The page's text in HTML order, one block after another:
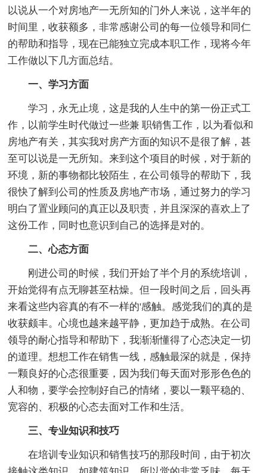
以说从一个对房地产一无所知的门外人来说，这半年的
时间里，收获额多，非常感谢公司的每一位领导和同仁
的帮助和指导，现在已能独立完成本职工作，现将今年
工作做以下几方面总结。
一、学习方面
学习，永无止境，这是我的人生中的第一份正式工
作，以前学生时代做过一些兼 职销售工作，以为看似和
房地产有关，其实我对房产方面的知识不是很了解，甚
至可以说是一无所知。来到这个项目的时候，对于新的
环境，新的事物都比较陌生，在公司领导的帮助下，我
很快了解到公司的性质及房地产市场，通过努力的学习
明白了置业顾问的真正以及职责，并且深深的喜欢上了
这份工作，同时也意识到自己的选择是对的。
二、心态方面
刚进公司的时候，我们开始了半个月的系统培训，
开始觉得有点无聊甚至枯燥。但一段时间之后，回头再
来看这些内容真的有不一样的'感触。感觉我们的真的是
收获颇丰。心境也越来越平静，更加趋于成熟。在公司
领导的耐心指导和帮助下，我渐渐懂得了心态决定一切
的道理。想想工作在销售一线，感触最深的就是，保持
一颗良好的心态很重要，因为我们每天面对形形色色的
人和物，要学会控制好自己的情绪，要以一颗平稳的、
宽容的、积极的心态去面对工作和生活。
三、专业知识和技巧
在培训专业知识和销售技巧的那段时间，由于初次